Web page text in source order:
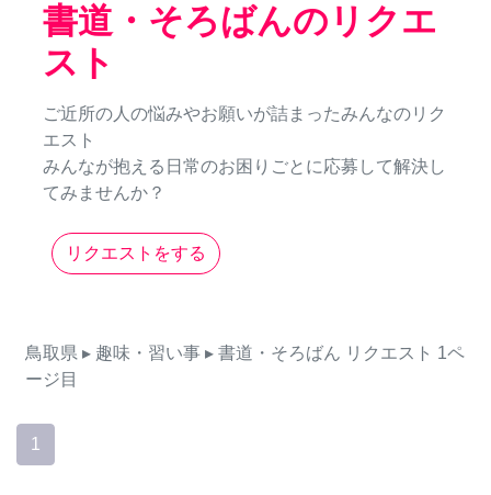
書道・そろばんのリクエ
スト
ご近所の人の悩みやお願いが詰まったみんなのリク
エスト
みんなが抱える日常のお困りごとに応募して解決し
てみませんか？
リクエストをする
鳥取県 ▸ 趣味・習い事 ▸ 書道・そろばん リクエスト 1ペ
ージ目
1